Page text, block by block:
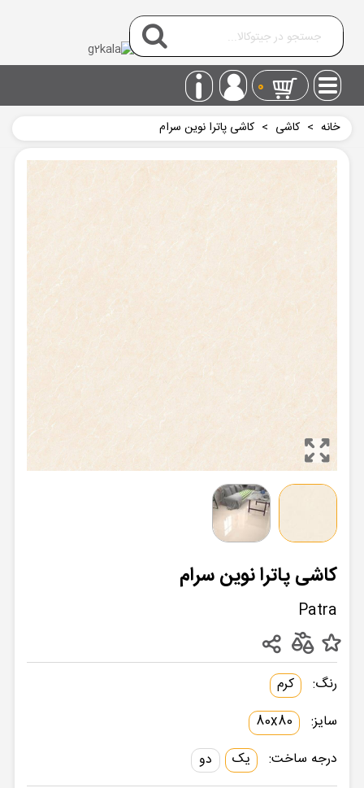
0
خانه > کاشی > کاشی پاترا نوین سرام
کاشی پاترا نوین سرام
Patra
رنگ:
کرم
سایز:
80x80
درجه ساخت:
یک دو